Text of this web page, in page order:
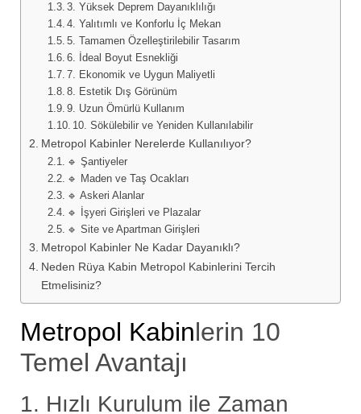
3. Yüksek Deprem Dayanıklılığı
4. Yalıtımlı ve Konforlu İç Mekan
5. Tamamen Özelleştirilebilir Tasarım
6. İdeal Boyut Esnekliği
7. Ekonomik ve Uygun Maliyetli
8. Estetik Dış Görünüm
9. Uzun Ömürlü Kullanım
10. Sökülebilir ve Yeniden Kullanılabilir
Metropol Kabinler Nerelerde Kullanılıyor?
🔹 Şantiyeler
🔹 Maden ve Taş Ocakları
🔹 Askeri Alanlar
🔹 İşyeri Girişleri ve Plazalar
🔹 Site ve Apartman Girişleri
Metropol Kabinler Ne Kadar Dayanıklı?
Neden Rüya Kabin Metropol Kabinlerini Tercih
Etmelisiniz?
Metropol Kabinlerin 10
Temel Avantajı
1. Hızlı Kurulum ile Zaman